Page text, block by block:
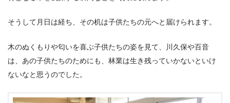
そうして月日は経ち、その机は子供たちの元へと届けられます。
木のぬくもりや匂いを喜ぶ子供たちの姿を見て、川久保や百音
は、あの子供たちのためにも、林業は生き残っていかないといけ
ないなと思うのでした。